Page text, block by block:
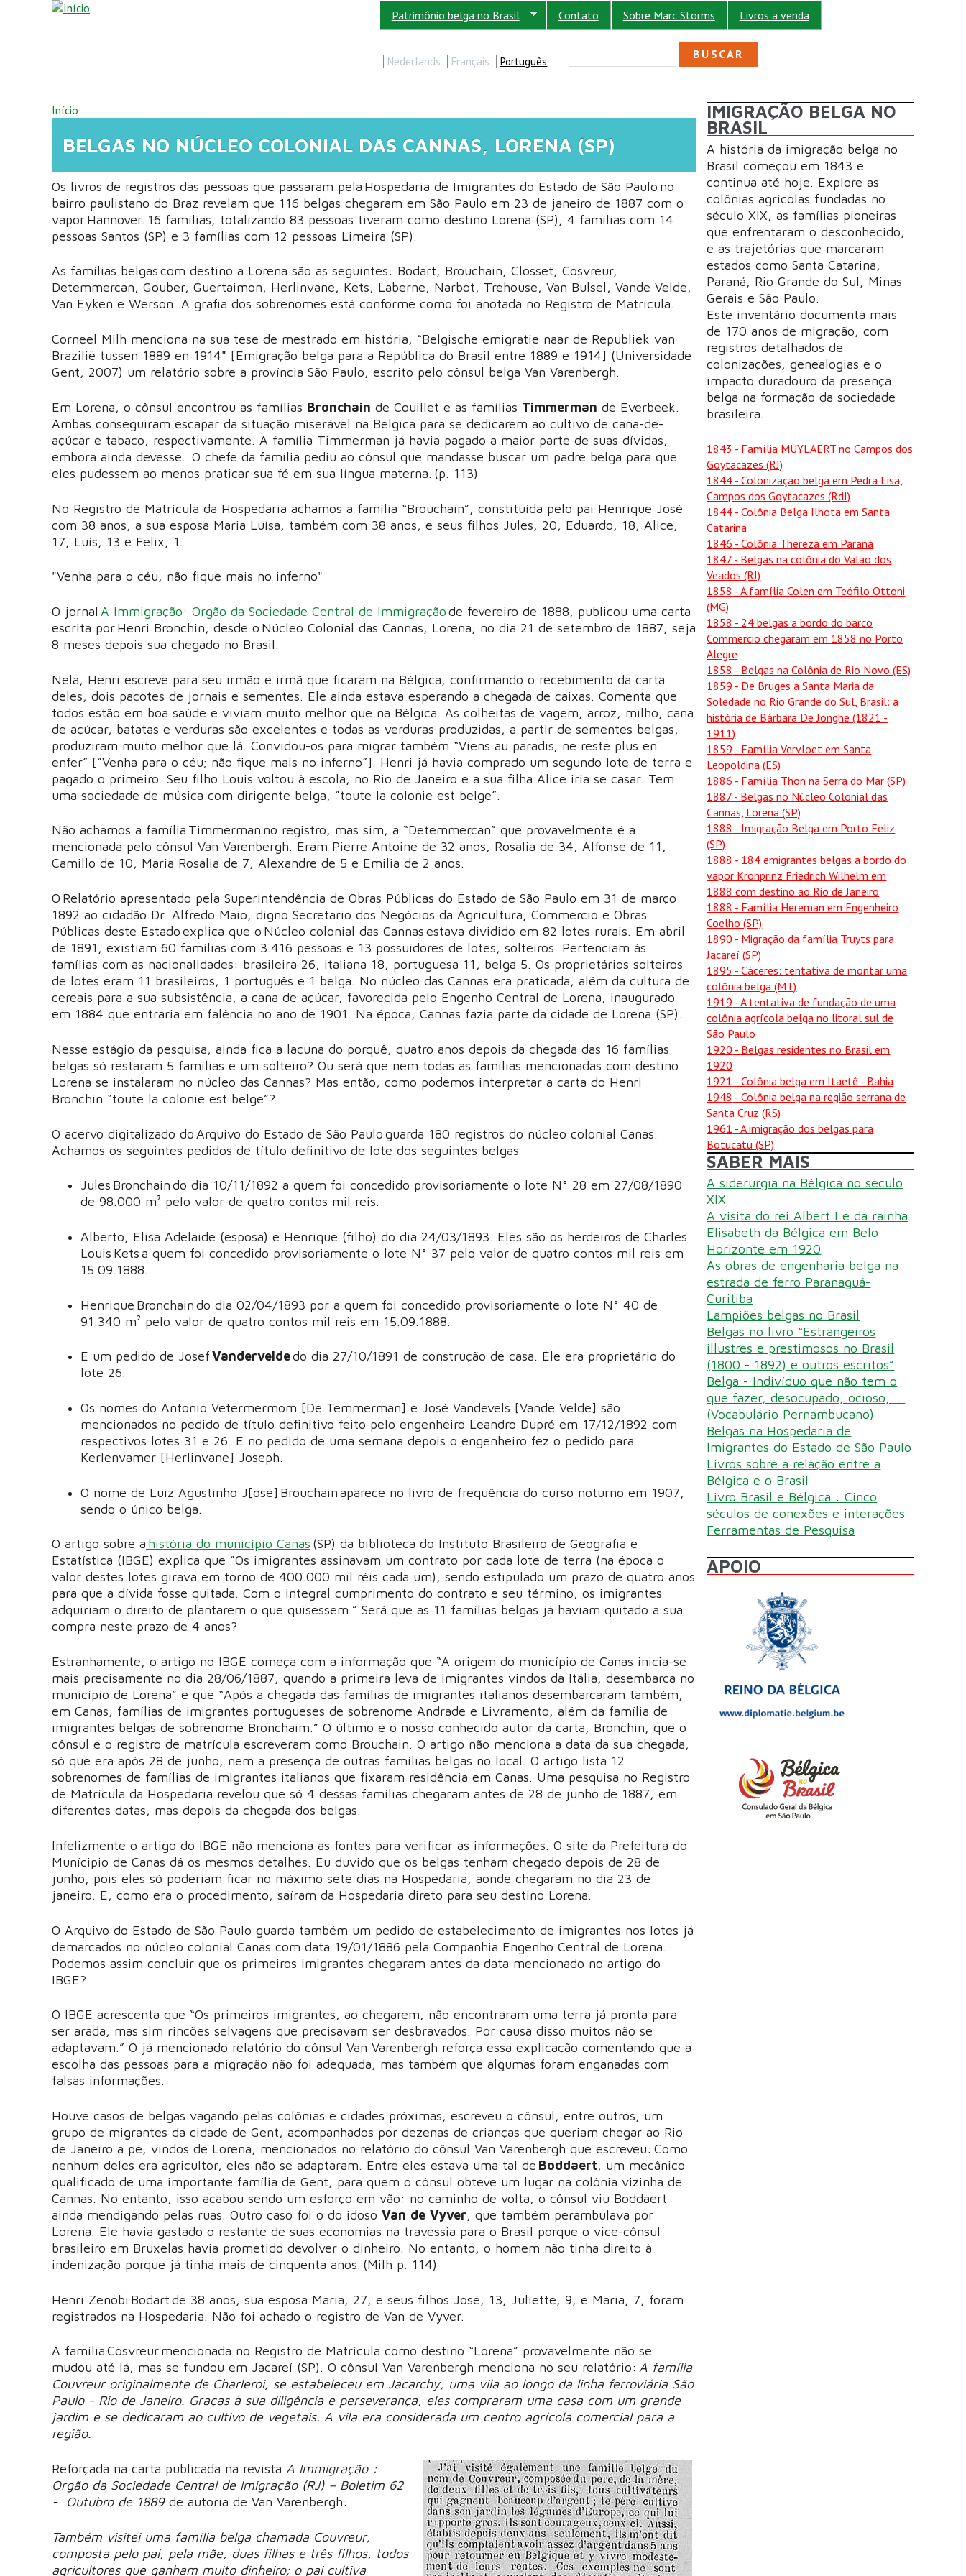
Pular para o conteúdo principal Patrimônio belga no Brasil Contato Sobre Marc Storms Livros a venda
Nederlands Français Português FORMULÁRIO DE BUSCA
VOCÊ ESTÁ AQUI
Início
BELGAS NO NÚCLEO COLONIAL DAS CANNAS, LORENA (SP)
Os livros de registros das pessoas que passaram pela Hospedaria de Imigrantes do Estado de São Paulo no
bairro paulistano do Braz revelam que 116 belgas chegaram em São Paulo em 23 de janeiro de 1887 com o
vapor Hannover. 16 famílias, totalizando 83 pessoas tiveram como destino Lorena (SP), 4 famílias com 14
pessoas Santos (SP) e 3 famílias com 12 pessoas Limeira (SP).
As famílias belgas com destino a Lorena são as seguintes: Bodart, Brouchain, Closset, Cosvreur,
Detemmercan, Gouber, Guertaimon, Herlinvane, Kets, Laberne, Narbot, Trehouse, Van Bulsel, Vande Velde,
Van Eyken e Werson. A grafia dos sobrenomes está conforme como foi anotada no Registro de Matrícula.
Corneel Milh menciona na sua tese de mestrado em história, “Belgische emigratie naar de Republiek van
Brazilië tussen 1889 en 1914" [Emigração belga para a República do Brasil entre 1889 e 1914] (Universidade
Gent, 2007) um relatório sobre a província São Paulo, escrito pelo cônsul belga Van Varenbergh.
Em Lorena, o cônsul encontrou as famílias Bronchain de Couillet e as famílias Timmerman de Everbeek.
Ambas conseguiram escapar da situação miserável na Bélgica para se dedicarem ao cultivo de cana-de-
açúcar e tabaco, respectivamente. A família Timmerman já havia pagado a maior parte de suas dívidas,
embora ainda devesse. O chefe da família pediu ao cônsul que mandasse buscar um padre belga para que
eles pudessem ao menos praticar sua fé em sua língua materna. (p. 113)
No Registro de Matrícula da Hospedaria achamos a família “Brouchain”, constituída pelo pai Henrique José
com 38 anos, a sua esposa Maria Luísa, também com 38 anos, e seus filhos Jules, 20, Eduardo, 18, Alice,
17, Luís, 13 e Felix, 1.
"Venha para o céu, não fique mais no inferno"
O jornal A Immigração: Orgão da Sociedade Central de Immigraçãode fevereiro de 1888, publicou uma carta
escrita por Henri Bronchin, desde o Núcleo Colonial das Cannas, Lorena, no dia 21 de setembro de 1887, seja
8 meses depois sua chegado no Brasil.
Nela, Henri escreve para seu irmão e irmã que ficaram na Bélgica, confirmando o recebimento da carta
deles, dois pacotes de jornais e sementes. Ele ainda estava esperando a chegada de caixas. Comenta que
todos estão em boa saúde e viviam muito melhor que na Bélgica. As colheitas de vagem, arroz, milho, cana
de açúcar, batatas e verduras são excelentes e todas as verduras produzidas, a partir de sementes belgas,
produziram muito melhor que lá. Convidou-os para migrar também “Viens au paradis; ne reste plus en
enfer” [“Venha para o céu; não fique mais no inferno”]. Henri já havia comprado um segundo lote de terra e
pagado o primeiro. Seu filho Louis voltou à escola, no Rio de Janeiro e a sua filha Alice iria se casar. Tem
uma sociedade de música com dirigente belga, “toute la colonie est belge”.
Não achamos a família Timmerman no registro, mas sim, a “Detemmercan” que provavelmente é a
mencionada pelo cônsul Van Varenbergh. Eram Pierre Antoine de 32 anos, Rosalia de 34, Alfonse de 11,
Camillo de 10, Maria Rosalia de 7, Alexandre de 5 e Emilia de 2 anos.
O Relatório apresentado pela Superintendência de Obras Públicas do Estado de São Paulo em 31 de março
1892 ao cidadão Dr. Alfredo Maio, digno Secretario dos Negócios da Agricultura, Commercio e Obras
Públicas deste Estado explica que o Núcleo colonial das Cannas estava dividido em 82 lotes rurais. Em abril
de 1891, existiam 60 famílias com 3.416 pessoas e 13 possuidores de lotes, solteiros. Pertenciam às
famílias com as nacionalidades: brasileira 26, italiana 18, portuguesa 11, belga 5. Os proprietários solteiros
de lotes eram 11 brasileiros, 1 português e 1 belga. No núcleo das Cannas era praticada, além da cultura de
cereais para a sua subsistência, a cana de açúcar, favorecida pelo Engenho Central de Lorena, inaugurado
em 1884 que entraria em falência no ano de 1901. Na época, Cannas fazia parte da cidade de Lorena (SP).
Nesse estágio da pesquisa, ainda fica a lacuna do porquê, quatro anos depois da chegada das 16 famílias
belgas só restaram 5 famílias e um solteiro? Ou será que nem todas as famílias mencionadas com destino
Lorena se instalaram no núcleo das Cannas? Mas então, como podemos interpretar a carta do Henri
Bronchin “toute la colonie est belge”?
O acervo digitalizado do Arquivo do Estado de São Paulo guarda 180 registros do núcleo colonial Canas.
Achamos os seguintes pedidos de título definitivo de lote dos seguintes belgas
Jules Bronchain do dia 10/11/1892 a quem foi concedido provisoriamente o lote N° 28 em 27/08/1890
de 98.000 m² pelo valor de quatro contos mil reis.
Alberto, Elisa Adelaide (esposa) e Henrique (filho) do dia 24/03/1893. Eles são os herdeiros de Charles
Louis Kets a quem foi concedido provisoriamente o lote N° 37 pelo valor de quatro contos mil reis em
15.09.1888.
Henrique Bronchain do dia 02/04/1893 por a quem foi concedido provisoriamente o lote N° 40 de
91.340 m² pelo valor de quatro contos mil reis em 15.09.1888.
E um pedido de JosefVanderveldedo dia 27/10/1891 de construção de casa. Ele era proprietário do
lote 26.
Os nomes do Antonio Vetermermom [De Temmerman] e José Vandevels [Vande Velde] são
mencionados no pedido de título definitivo feito pelo engenheiro Leandro Dupré em 17/12/1892 com
respectivos lotes 31 e 26. E no pedido de uma semana depois o engenheiro fez o pedido para
Kerlenvamer [Herlinvane] Joseph.
O nome de Luiz Agustinho J[osé] Brouchain aparece no livro de frequência do curso noturno em 1907,
sendo o único belga.
O artigo sobre a história do município Canas (SP) da biblioteca do Instituto Brasileiro de Geografia e
Estatística (IBGE) explica que “Os imigrantes assinavam um contrato por cada lote de terra (na época o
valor destes lotes girava em torno de 400.000 mil réis cada um), sendo estipulado um prazo de quatro anos
para que a dívida fosse quitada. Com o integral cumprimento do contrato e seu término, os imigrantes
adquiriam o direito de plantarem o que quisessem.” Será que as 11 famílias belgas já haviam quitado a sua
compra neste prazo de 4 anos?
Estranhamente, o artigo no IBGE começa com a informação que “A origem do município de Canas inicia-se
mais precisamente no dia 28/06/1887, quando a primeira leva de imigrantes vindos da Itália, desembarca no
município de Lorena” e que “Após a chegada das famílias de imigrantes italianos desembarcaram também,
em Canas, famílias de imigrantes portugueses de sobrenome Andrade e Livramento, além da família de
imigrantes belgas de sobrenome Bronchaim.” O último é o nosso conhecido autor da carta, Bronchin, que o
cônsul e o registro de matrícula escreveram como Brouchain. O artigo não menciona a data da sua chegada,
só que era após 28 de junho, nem a presença de outras famílias belgas no local. O artigo lista 12
sobrenomes de famílias de imigrantes italianos que fixaram residência em Canas. Uma pesquisa no Registro
de Matrícula da Hospedaria revelou que só 4 dessas famílias chegaram antes de 28 de junho de 1887, em
diferentes datas, mas depois da chegada dos belgas.
Infelizmente o artigo do IBGE não menciona as fontes para verificar as informações. O site da Prefeitura do
Munícipio de Canas dá os mesmos detalhes. Eu duvido que os belgas tenham chegado depois de 28 de
junho, pois eles só poderiam ficar no máximo sete dias na Hospedaria, aonde chegaram no dia 23 de
janeiro. E, como era o procedimento, saíram da Hospedaria direto para seu destino Lorena.
O Arquivo do Estado de São Paulo guarda também um pedido de estabelecimento de imigrantes nos lotes já
demarcados no núcleo colonial Canas com data 19/01/1886 pela Companhia Engenho Central de Lorena.
Podemos assim concluir que os primeiros imigrantes chegaram antes da data mencionado no artigo do
IBGE?
O IBGE acrescenta que “Os primeiros imigrantes, ao chegarem, não encontraram uma terra já pronta para
ser arada, mas sim rincões selvagens que precisavam ser desbravados. Por causa disso muitos não se
adaptavam.” O já mencionado relatório do cônsul Van Varenbergh reforça essa explicação comentando que a
escolha das pessoas para a migração não foi adequada, mas também que algumas foram enganadas com
falsas informações.
Houve casos de belgas vagando pelas colônias e cidades próximas, escreveu o cônsul, entre outros, um
grupo de migrantes da cidade de Gent, acompanhados por dezenas de crianças que queriam chegar ao Rio
de Janeiro a pé, vindos de Lorena, mencionados no relatório do cônsul Van Varenbergh que escreveu: Como
nenhum deles era agricultor, eles não se adaptaram. Entre eles estava uma tal de Boddaert, um mecânico
qualificado de uma importante família de Gent, para quem o cônsul obteve um lugar na colônia vizinha de
Cannas. No entanto, isso acabou sendo um esforço em vão: no caminho de volta, o cônsul viu Boddaert
ainda mendigando pelas ruas. Outro caso foi o do idoso Van de Vyver, que também perambulava por
Lorena. Ele havia gastado o restante de suas economias na travessia para o Brasil porque o vice-cônsul
brasileiro em Bruxelas havia prometido devolver o dinheiro. No entanto, o homem não tinha direito à
indenização porque já tinha mais de cinquenta anos. (Milh p. 114)
Henri Zenobi Bodart de 38 anos, sua esposa Maria, 27, e seus filhos José, 13, Juliette, 9, e Maria, 7, foram
registrados na Hospedaria. Não foi achado o registro de Van de Vyver.
A família Cosvreur mencionada no Registro de Matrícula como destino “Lorena” provavelmente não se
mudou até lá, mas se fundou em Jacareí (SP). O cônsul Van Varenbergh menciona no seu relatório: A família
Couvreur originalmente de Charleroi, se estabeleceu em Jacarchy, uma vila ao longo da linha ferroviária São
Paulo - Rio de Janeiro. Graças à sua diligência e perseverança, eles compraram uma casa com um grande
jardim e se dedicaram ao cultivo de vegetais. A vila era considerada um centro agrícola comercial para a
região.
Reforçada na carta publicada na revista A Immigração :
Orgão da Sociedade Central de Imigração (RJ) – Boletim 62
- Outubro de 1889de autoria de Van Varenbergh:
Também visitei uma família belga chamada Couvreur,
composta pelo pai, pela mãe, duas filhas e três filhos, todos
agricultores que ganham muito dinheiro; o pai cultiva
IMIGRAÇÃO BELGA NO
BRASIL
A história da imigração belga no
Brasil começou em 1843 e
continua até hoje. Explore as
colônias agrícolas fundadas no
século XIX, as famílias pioneiras
que enfrentaram o desconhecido,
e as trajetórias que marcaram
estados como Santa Catarina,
Paraná, Rio Grande do Sul, Minas
Gerais e São Paulo.
Este inventário documenta mais
de 170 anos de migração, com
registros detalhados de
colonizações, genealogias e o
impacto duradouro da presença
belga na formação da sociedade
brasileira.
1843 - Família MUYLAERT no Campos dos
Goytacazes (RJ)
1844 - Colonização belga em Pedra Lisa,
Campos dos Goytacazes (RdJ)
1844 - Colônia Belga Ilhota em Santa
Catarina
1846 - Colônia Thereza em Paraná
1847 - Belgas na colônia do Valão dos
Veados (RJ)
1858 - A família Colen em Teófilo Ottoni
(MG)
1858 - 24 belgas a bordo do barco
Commercio chegaram em 1858 no Porto
Alegre
1858 - Belgas na Colônia de Rio Novo (ES)
1859 - De Bruges a Santa Maria da
Soledade no Rio Grande do Sul, Brasil: a
história de Bárbara De Jonghe (1821 -
1911)
1859 - Família Vervloet em Santa
Leopoldina (ES)
1886 - Família Thon na Serra do Mar (SP)
1887 - Belgas no Núcleo Colonial das
Cannas, Lorena (SP)
1888 - Imigração Belga em Porto Feliz
(SP)
1888 - 184 emigrantes belgas a bordo do
vapor Kronprinz Friedrich Wilhelm em
1888 com destino ao Rio de Janeiro
1888 - Família Hereman em Engenheiro
Coelho (SP)
1890 - Migração da família Truyts para
Jacareí (SP)
1895 - Cáceres: tentativa de montar uma
colônia belga (MT)
1919 - A tentativa de fundação de uma
colônia agrícola belga no litoral sul de
São Paulo
1920 - Belgas residentes no Brasil em
1920
1921 - Colônia belga em Itaetê - Bahia
1948 - Colônia belga na região serrana de
Santa Cruz (RS)
1961 - A imigração dos belgas para
Botucatu (SP)
SABER MAIS
A siderurgia na Bélgica no século
XIX
A visita do rei Albert I e da rainha
Elisabeth da Bélgica em Belo
Horizonte em 1920
As obras de engenharia belga na
estrada de ferro Paranaguá-
Curitiba
Lampiões belgas no Brasil
Belgas no livro “Estrangeiros
illustres e prestimosos no Brasil
(1800 - 1892) e outros escritos”
Belga - Indivíduo que não tem o
que fazer, desocupado, ocioso, ...
(Vocabulário Pernambucano)
Belgas na Hospedaria de
Imigrantes do Estado de São Paulo
Livros sobre a relação entre a
Bélgica e o Brasil
Livro Brasil e Bélgica : Cinco
séculos de conexões e interações
Ferramentas de Pesquisa
APOIO